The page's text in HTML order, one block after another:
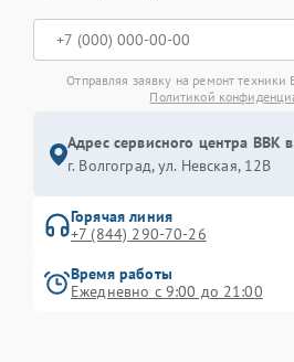
Отправляя заявку на ремонт техники
Политикой
Адрес сервисного центра BBK
г. Волгоград, ул. Невская, 12В
Горячая линия
+7 (844) 290-70-26
Время работы
Ежедневно с 9:00 до 21:00